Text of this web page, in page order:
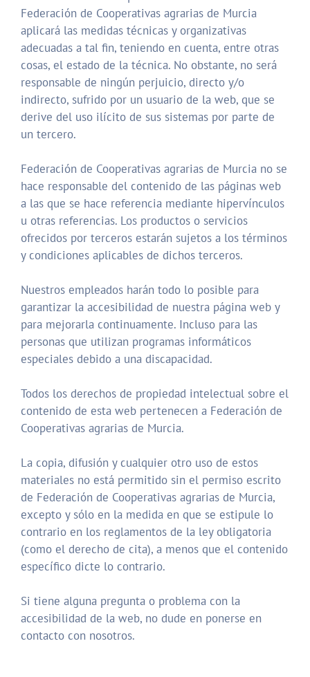
Federación de Cooperativas agrarias de Murcia
aplicará las medidas técnicas y organizativas
adecuadas a tal fin, teniendo en cuenta, entre otras
cosas, el estado de la técnica. No obstante, no será
responsable de ningún perjuicio, directo y/o
indirecto, sufrido por un usuario de la web, que se
derive del uso ilícito de sus sistemas por parte de
un tercero.
Federación de Cooperativas agrarias de Murcia no se
hace responsable del contenido de las páginas web
a las que se hace referencia mediante hipervínculos
u otras referencias. Los productos o servicios
ofrecidos por terceros estarán sujetos a los términos
y condiciones aplicables de dichos terceros.
Nuestros empleados harán todo lo posible para
garantizar la accesibilidad de nuestra página web y
para mejorarla continuamente. Incluso para las
personas que utilizan programas informáticos
especiales debido a una discapacidad.
Todos los derechos de propiedad intelectual sobre el
contenido de esta web pertenecen a Federación de
Cooperativas agrarias de Murcia.
La copia, difusión y cualquier otro uso de estos
materiales no está permitido sin el permiso escrito
de Federación de Cooperativas agrarias de Murcia,
excepto y sólo en la medida en que se estipule lo
contrario en los reglamentos de la ley obligatoria
(como el derecho de cita), a menos que el contenido
específico dicte lo contrario.
Si tiene alguna pregunta o problema con la
accesibilidad de la web, no dude en ponerse en
contacto con nosotros.